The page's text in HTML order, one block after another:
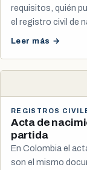
requisitos, quién
el registro civil de
Leer más →
REGISTROS
Acta de
partida
En Colombia el
son el mismo